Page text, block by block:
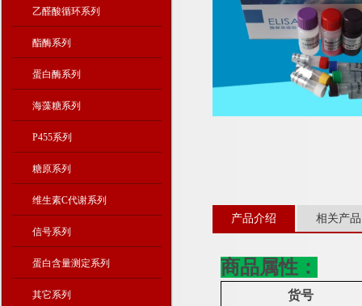
乙醛酸循环系列
酯酶系列
蛋白酶系列
海藻糖系列
P455系列
糖原系列
维生素C代谢系列
信号系列
蛋白含量测定系列
其它系列
产品介绍 相关产品
商品属性：
货号